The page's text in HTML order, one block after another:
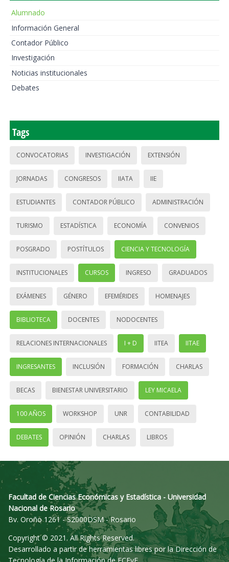
Alumnado
Información General
Contador Público
Investigación
Noticias institucionales
Debates
Tags
CONVOCATORIAS INVESTIGACIÓN EXTENSIÓN
JORNADAS CONGRESOS IIATA IIE
ESTUDIANTES CONTADOR PÚBLICO ADMINISTRACIÓN
TURISMO ESTADÍSTICA ECONOMÍA CONVENIOS
POSGRADO POSTÍTULOS CIENCIA Y TECNOLOGÍA
INSTITUCIONALES CURSOS INGRESO GRADUADOS
EXÁMENES GÉNERO EFEMÉRIDES HOMENAJES
BIBLIOTECA DOCENTES NODOCENTES
RELACIONES INTERNACIONALES I + D IITEA IITAE
INGRESANTES INCLUSIÓN FORMACIÓN CHARLAS
BECAS BIENESTAR UNIVERSITARIO LEY MICAELA
100 AÑOS WORKSHOP UNR CONTABILIDAD
DEBATES OPINIÓN CHARLAS LIBROS
Facultad de Ciencias Económicas y Estadística - Universidad
Nacional de Rosario
Bv. Oroño 1261 - S2000DSM - Rosario
Copyright © 2021. All Rights Reserved.
Desarrollado a partir de herramientas libres por la Dirección de